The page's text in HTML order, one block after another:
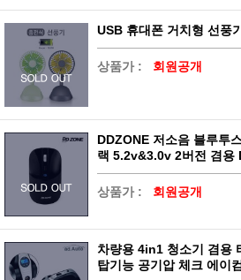
USB 휴대폰 거치형 선풍
상품가 : 회원공개
DDZONE 저소음 블루투
랙 5.2v&3.0v 2버전 겸용
상품가 : 회원공개
차량용 4in1 청소기 겸용
탑기능 공기압 체크 에이